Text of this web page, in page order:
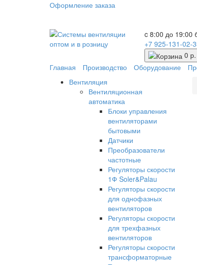
Оформление заказа
c 8:00 до 19:00
+7 925-131-02-
0 р.
Главная
Производство Оборудование
Вентиляция
Вентиляционная
автоматика
Блоки управления
вентиляторами
бытовыми
Датчики
Преобразователи
частотные
Регуляторы скорости
1Ф Soler&Palau
Регуляторы скорости
для однофазных
вентиляторов
Регуляторы скорости
для трехфазных
вентиляторов
Регуляторы скорости
трансформаторные